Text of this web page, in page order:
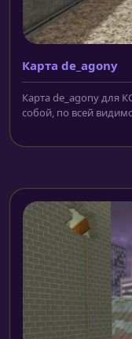
Карта de_agony
Карта de_agony для
собой, по всей